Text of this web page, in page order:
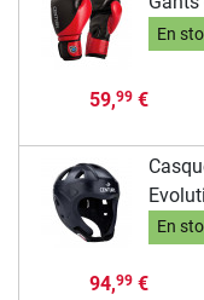
En
59,99€
En
94,99€